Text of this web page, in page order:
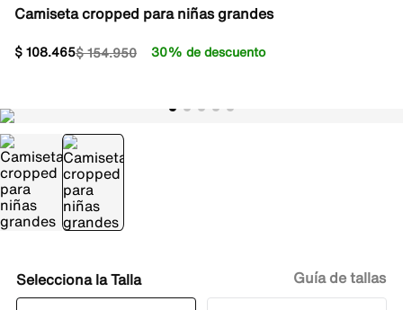
Camiseta cropped para niñas grandes
$154.950
$108.465 30% de descuento
Talla Guía de tallas